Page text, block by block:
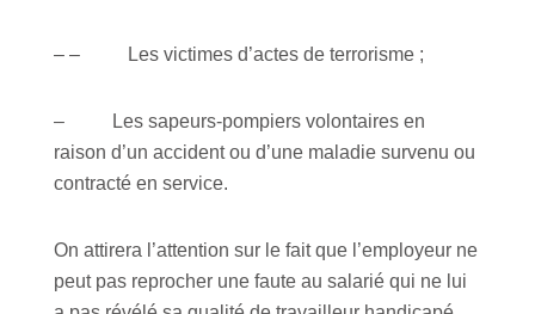
– – Les victimes d’actes de terrorisme ;
– Les sapeurs-pompiers volontaires en
raison d’un accident ou d’une maladie survenu ou
contracté en service.
On attirera l’attention sur le fait que l’employeur ne
peut pas reprocher une faute au salarié qui ne lui